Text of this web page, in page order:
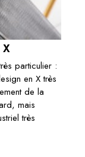
X
particulier :
en X très
de la
mais
très